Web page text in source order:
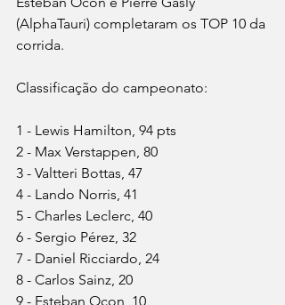
(AlphaTauri) completaram os TOP 10 da
corrida.
Classificação do campeonato:
1 - Lewis Hamilton, 94 pts
2 - Max Verstappen, 80
3 - Valtteri Bottas, 47
4 - Lando Norris, 41
5 - Charles Leclerc, 40
6 - Sergio Pérez, 32
7 - Daniel Ricciardo, 24
8 - Carlos Sainz, 20
9 - Esteban Ocon, 10